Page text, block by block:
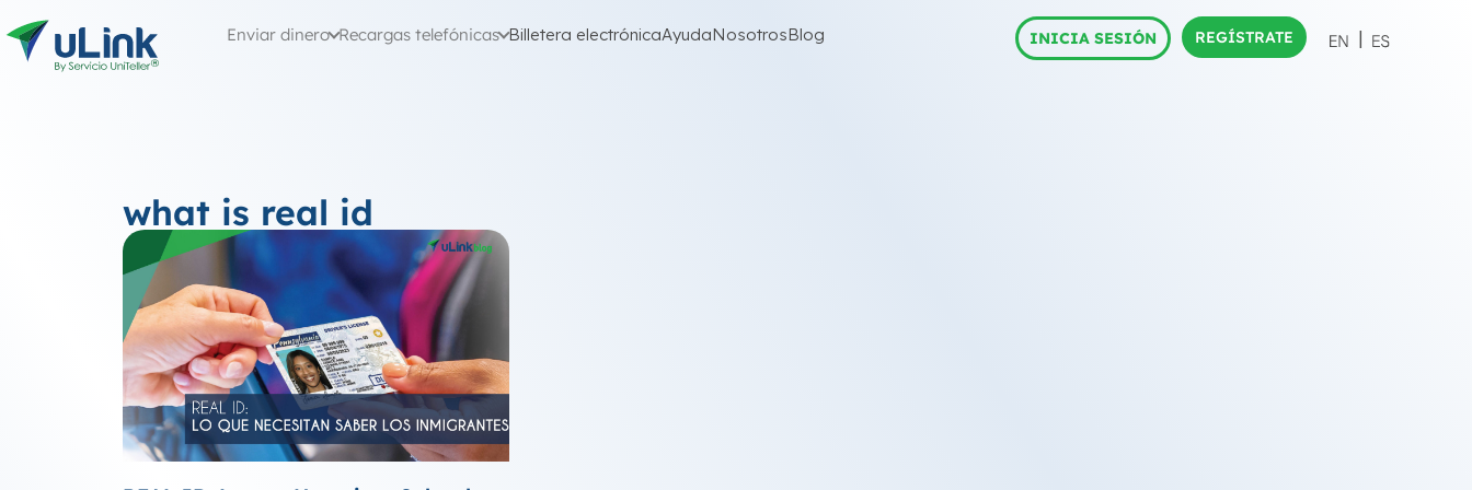
Enviar dinero Recargas telefónicas Billetera electrónicaAyudaNosotrosBlog INICIA SESIÓN REGÍSTRATE
what is real id